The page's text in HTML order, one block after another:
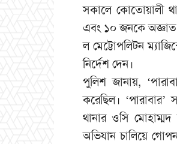
সকালে কোতোয়ালী
এবং ১০ জনকে
ল মেট্টোপলিটন
নির্দেশ দেন।
পুলিশ জানায়,
করেছিল। ‘পারাবার’
থানার ওসি
অভিযান চালিয়ে